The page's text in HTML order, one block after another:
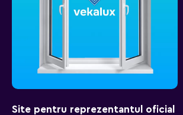
Site pentru reprezentantul oficial